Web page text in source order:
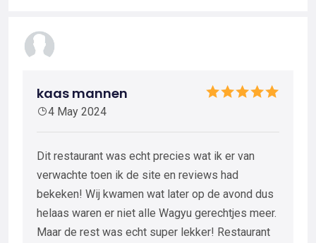
kaas mannen
4 May 2024
Dit restaurant was echt precies wat ik er van
verwachte toen ik de site en reviews had
bekeken! Wij kwamen wat later op de avond dus
helaas waren er niet alle Wagyu gerechtjes meer.
Maar de rest was echt super lekker! Restaurant